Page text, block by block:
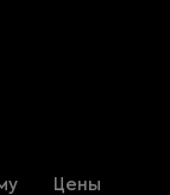
Цены